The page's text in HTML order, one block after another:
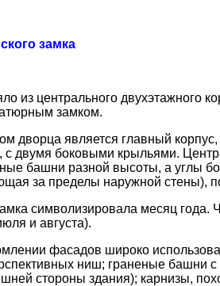
замка
из центрального двухэтажного
замком.
дворца является главный
с двумя боковыми крыльями.
башни разной высоты, а углы
за пределы наружной стены),
символизировала месяц
и августа).
фасадов широко
ниш; граненые башни
стороны здания); карнизы,